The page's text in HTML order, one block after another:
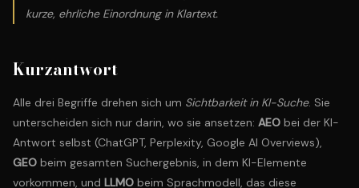
kurze, ehrliche Einordnung in Klartext.
Kurzantwort
Alle drei Begriffe drehen sich um Sichtbarkeit in KI-Suche. Sie
unterscheiden sich nur darin, wo sie ansetzen: AEO bei der KI-
Antwort selbst (ChatGPT, Perplexity, Google AI Overviews),
GEO beim gesamten Suchergebnis, in dem KI-Elemente
vorkommen, und LLMO beim Sprachmodell, das diese